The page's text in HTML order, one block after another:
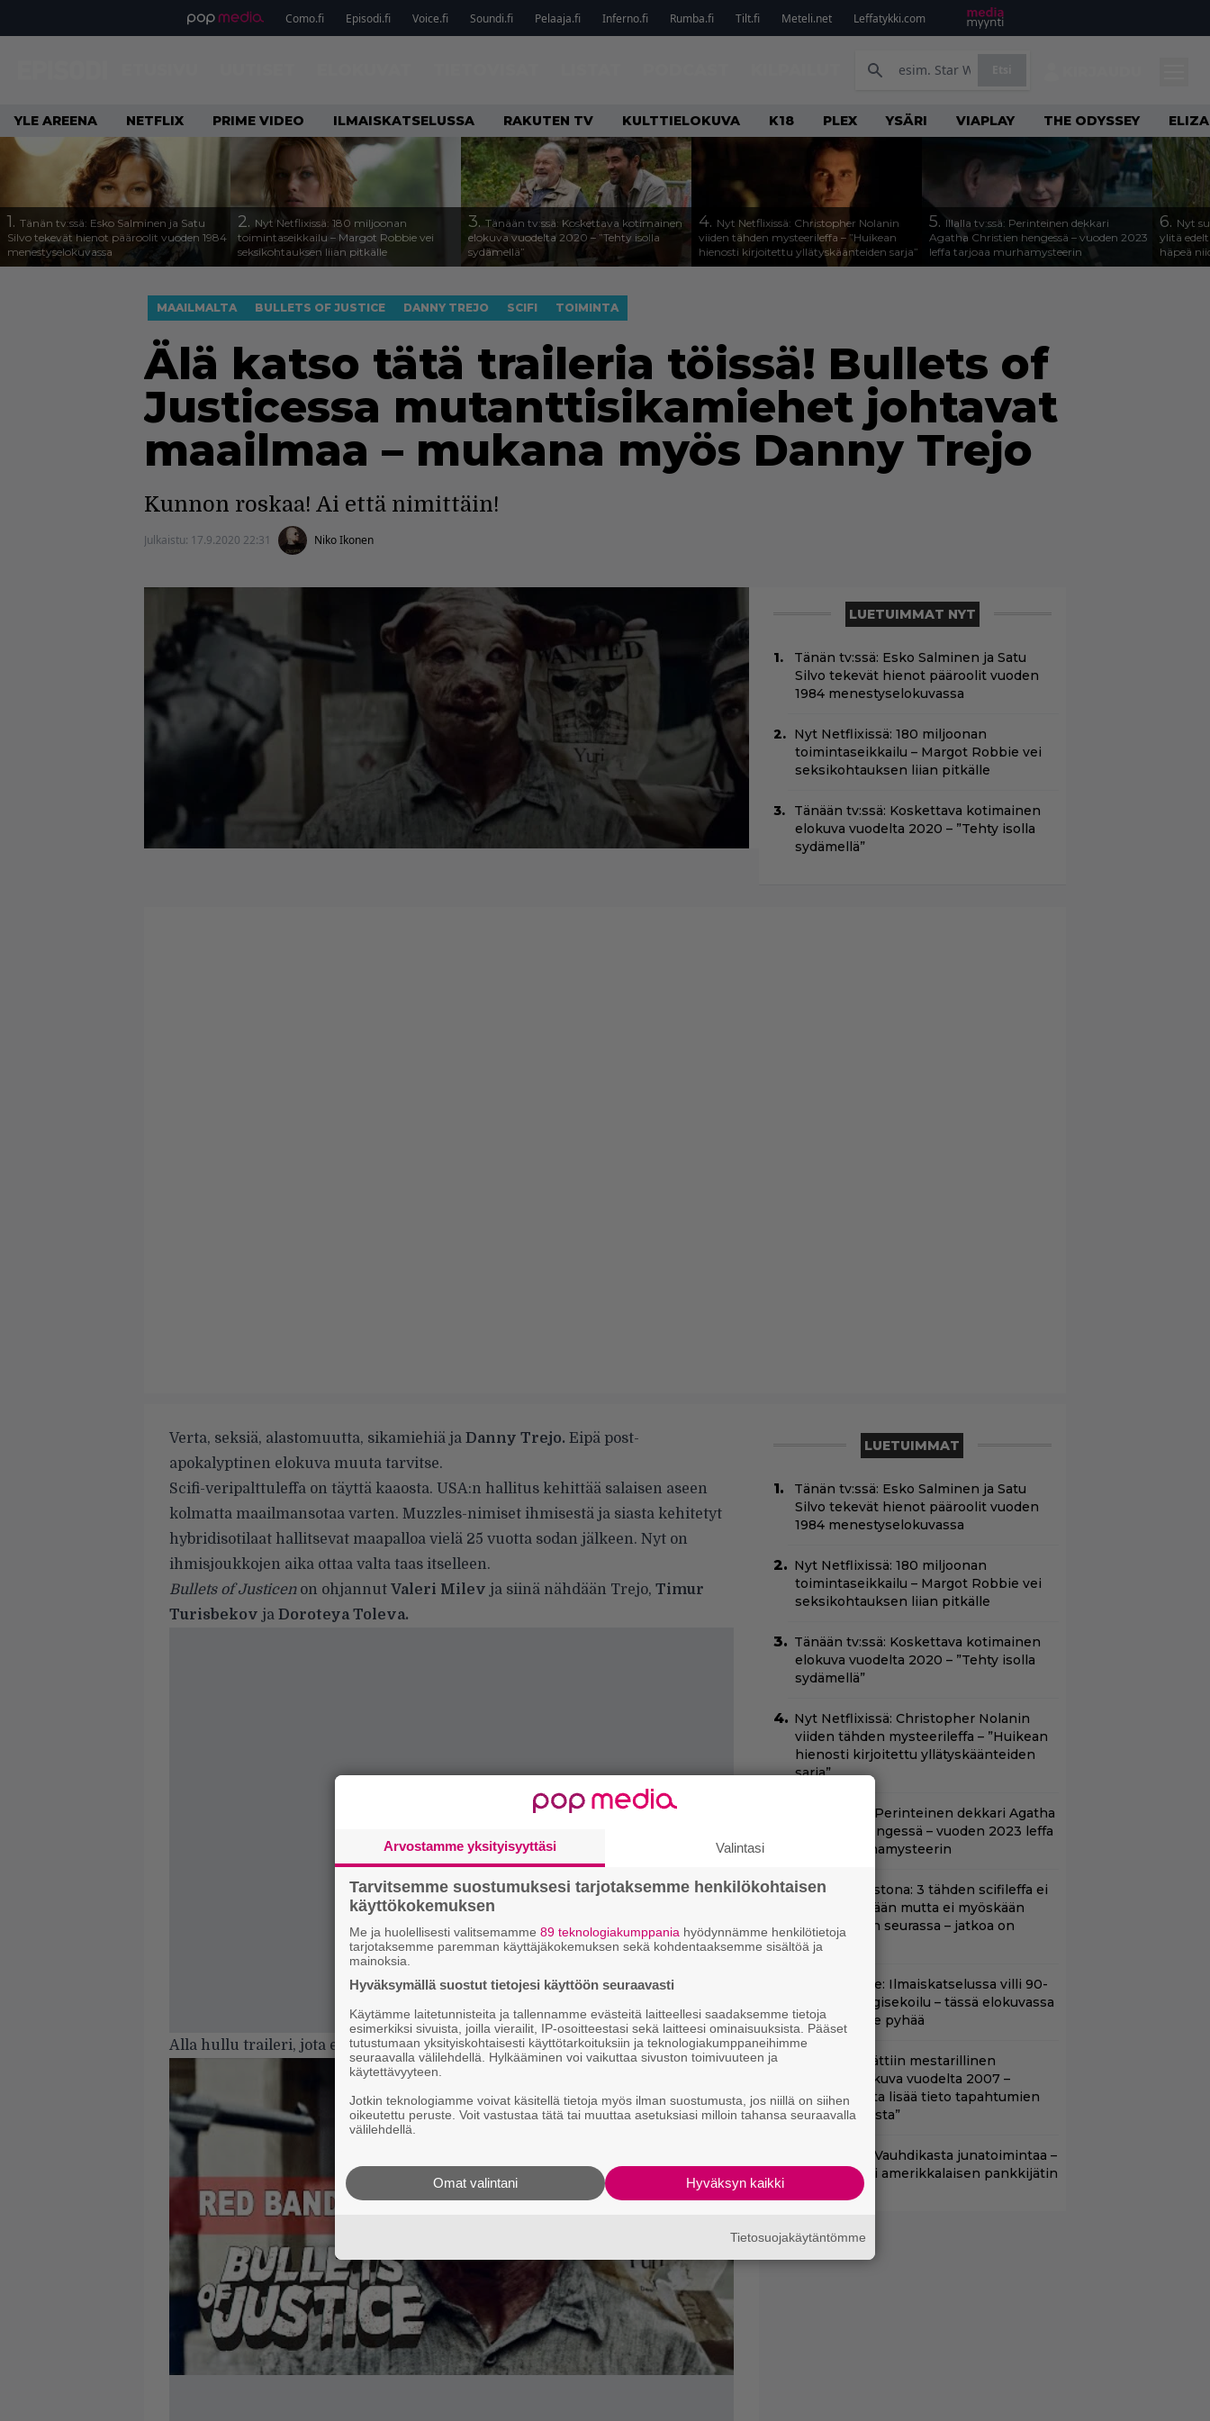
Como.fi Episodi.fi Voice.fi Soundi.fi Pelaaja.fi Inferno.fi Rumba.fi Tilt.fi Meteli.net Leffatykki.com
YLE AREENA NETFLIX PRIME VIDEO ILMAISKATSELUSSA RAKUTEN TV KULTTIELOKUVA K18 PLEX YSÄRI VIAPLAY THE ODYSSEY
1. Tänän tv:ssä: Esko Salminen ja Satu
Silvo tekevät hienot pääroolit vuoden 1984
menestyselokuvassa
2. Nyt Netflixissä: 180 miljoonan
toimintaseikkailu – Margot Robbie vei
seksikohtauksen liian pitkälle
3. Tänään tv:ssä: Koskettava kotimainen
elokuva vuodelta 2020 – ”Tehty isolla
sydämellä”
4. Nyt Netflixissä: Christopher Nolanin
viiden tähden mysteerileffa – ”Huikean
hienosti kirjoitettu yllätyskäänteiden sarja”
5. Illalla tv:ssä: Perinteinen dekkari
Agatha Christien hengessä – vuoden 2023
leffa tarjoaa murhamysteerin
6. Nyt
ylitä
häpeä
MAAILMALTA BULLETS OF JUSTICE DANNY TREJO SCIFI TOIMINTA
Älä katso tätä traileria töissä! Bullets of
Justicessa mutanttisikamiehet johtavat
maailmaa – mukana myös Danny Trejo
Kunnon roskaa! Ai että nimittäin!
Julkaistu: 17.9.2020 22:31 Niko Ikonen
LUETUIMMAT NYT
Tänän tv:ssä: Esko Salminen ja Satu
Silvo tekevät hienot pääroolit vuoden
1984 menestyselokuvassa
Nyt Netflixissä: 180 miljoonan
toimintaseikkailu – Margot Robbie vei
seksikohtauksen liian pitkälle
Tänään tv:ssä: Koskettava kotimainen
elokuva vuodelta 2020 – ”Tehty isolla
sydämellä”
Verta, seksiä, alastomuutta, sikamiehiä ja Danny Trejo. Eipä post-
apokalyptinen elokuva muuta tarvitse.
Scifi-veripalttuleffa on täyttä kaaosta. USA:n hallitus kehittää salaisen aseen
kolmatta maailmansotaa varten. Muzzles-nimiset ihmisestä ja siasta kehitetyt
hybridisotilaat hallitsevat maapalloa vielä 25 vuotta sodan jälkeen. Nyt on
ihmisjoukkojen aika ottaa valta taas itselleen.
Bullets of Justicenon ohjannut Valeri Milev ja siinä nähdään Trejo, Timur
Turisbekov ja Doroteya Toleva.
Alla hullu traileri, jota et halua työkavereillesi näyttää!
LUETUIMMAT
Tänän tv:ssä: Esko Salminen ja Satu
Silvo tekevät hienot pääroolit vuoden
1984 menestyselokuvassa
Nyt Netflixissä: 180 miljoonan
toimintaseikkailu – Margot Robbie vei
seksikohtauksen liian pitkälle
Tänään tv:ssä: Koskettava kotimainen
elokuva vuodelta 2020 – ”Tehty isolla
sydämellä”
Nyt Netflixissä: Christopher Nolanin
viiden tähden mysteerileffa – ”Huikean
hienosti kirjoitettu yllätyskäänteiden
sarja”
Illalla tv:ssä: Perinteinen dekkari Agatha
Christien hengessä – vuoden 2023 leffa
tarjoaa murhamysteerin
Nyt suoratoistona: 3 tähden scifileffa ei
ylitä edeltäjiään mutta ei myöskään
häpeä niiden seurassa – jatkoa on
luvassa
Vain aikuisille: Ilmaiskatselussa villi 90-
luvun kyborgisekoilu – tässä elokuvassa
mikään ei ole pyhää
Netflixiin lisättiin mestarillinen
mysteerielokuva vuodelta 2007 –
”Kiehtovuutta lisää tieto tapahtumien
todellisuudesta”
Illalla tv:ssä: Vauhdikasta junatoimintaa –
leffa suututti amerikkalaisen pankkijätin
Arvostamme yksityisyyttäsi Valintasi
Tarvitsemme suostumuksesi tarjotaksemme henkilökohtaisen
käyttökokemuksen
Me ja huolellisesti valitsemamme 89 teknologiakumppania hyödynnämme henkilötietoja
tarjotaksemme paremman käyttäjäkokemuksen sekä kohdentaaksemme sisältöä ja
mainoksia.
Hyväksymällä suostut tietojesi käyttöön seuraavasti
Käytämme laitetunnisteita ja tallennamme evästeitä laitteellesi saadaksemme tietoja
esimerkiksi sivuista, joilla vierailit, IP-osoitteestasi sekä laitteesi ominaisuuksista. Pääset
tutustumaan yksityiskohtaisesti käyttötarkoituksiin ja teknologiakumppaneihimme
seuraavalla välilehdellä. Hylkääminen voi vaikuttaa sivuston toimivuuteen ja
käytettävyyteen.
Jotkin teknologiamme voivat käsitellä tietoja myös ilman suostumusta, jos niillä on siihen
oikeutettu peruste. Voit vastustaa tätä tai muuttaa asetuksiasi milloin tahansa seuraavalla
välilehdellä.
Hyväksyn kaikki
Omat valintani
Tietosuojakäytäntömme